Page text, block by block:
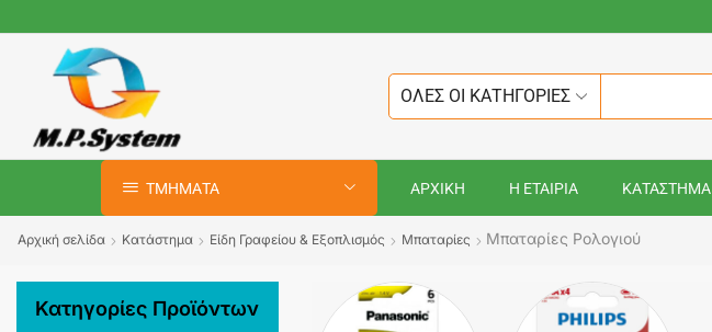
ΟΛΕΣ ΟΙ ΚΑΤΗΓΟΡΙΕΣ
ΤΜΗΜΑΤΑ ΑΡΧΙΚΗ Η ΕΤΑΙΡΙΑ ΚΑΤΑΣΤΗΜΑ
Αρχική σελίδα Κατάστημα Είδη Γραφείου & Εξοπλισμός Μπαταρίες Μπαταρίες Ρολογιού
Κατηγορίες Προϊόντων